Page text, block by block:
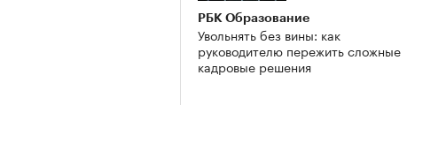
РБК Образование
Увольнять без вины: как
руководителю пережить сложные
кадровые решения